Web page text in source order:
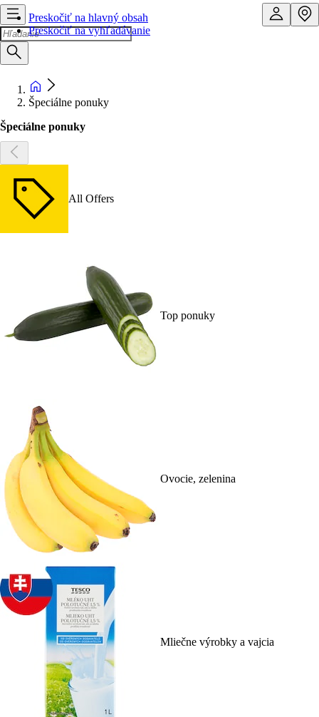
Preskočiť na hlavný obsah
Preskočiť na vyhľadávanie
Špeciálne ponuky
Špeciálne ponuky
All Offers
Top ponuky
Ovocie, zelenina
Mliečne výrobky a vajcia